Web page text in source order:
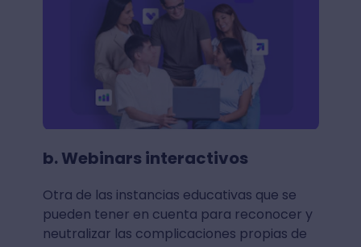
b. Webinars interactivos
Otra de las instancias educativas que se
pueden tener en cuenta para reconocer y
neutralizar las complicaciones propias de